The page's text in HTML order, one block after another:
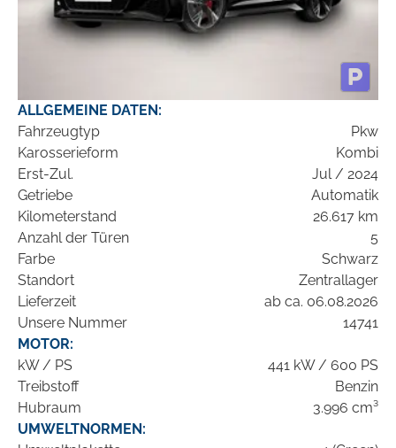
ALLGEMEINE DATEN:
Fahrzeugtyp
Pkw
Karosserieform
Kombi
Erst-Zul.
Jul / 2024
Getriebe
Automatik
Kilometerstand
26.617 km
Anzahl der Türen
5
Farbe
Schwarz
Standort
Zentrallager
Lieferzeit
ab ca. 06.08.2026
Unsere Nummer
14741
MOTOR:
kW / PS
441 kW / 600 PS
Treibstoff
Benzin
Hubraum
3.996 cm³
UMWELTNORMEN: